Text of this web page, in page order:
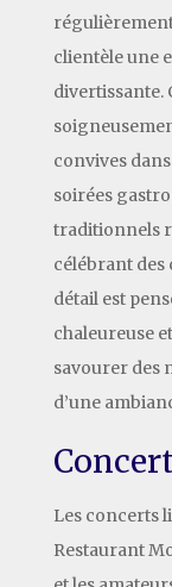
clientèle une
divertissante.
convives
soirées
traditionnels
célébrant des
détail est
chaleureuse
savourer des
d’une
Les concerts
Restaurant